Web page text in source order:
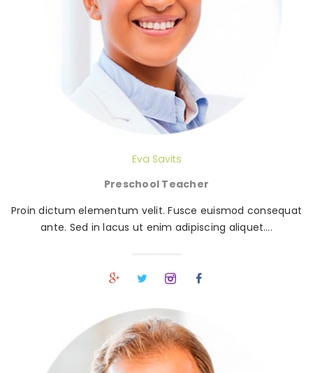
Eva Savits
Preschool Teacher
Proin dictum elementum velit. Fusce euismod consequat
ante. Sed in lacus ut enim adipiscing aliquet….